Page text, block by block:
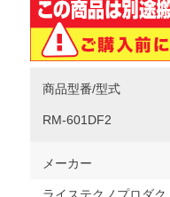
商品型番/型式
RM-601DF2
メーカー